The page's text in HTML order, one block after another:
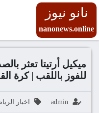
نانو نيوز
nanonews.online
ميكيل أرتيتا تعثر
للفوز باللقب | كرة
admin اخبار